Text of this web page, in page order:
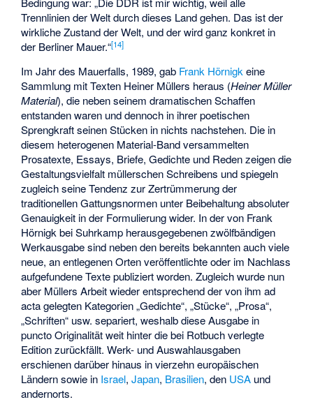
Trennlinien der Welt durch dieses Land gehen. Das ist der
wirkliche Zustand der Welt, und der wird ganz konkret in
der Berliner Mauer.“[14]
Im Jahr des Mauerfalls, 1989, gab Frank Hörnigk eine
Sammlung mit Texten Heiner Müllers heraus (Heiner Müller
Material), die neben seinem dramatischen Schaffen
entstanden waren und dennoch in ihrerpoetischen
Sprengkraft seinen Stücken in nichts nachstehen. Die in
diesem heterogenen Material-Band versammelten
Prosatexte, Essays, Briefe, Gedichte und Reden zeigen die
Gestaltungsvielfalt müllerschen Schreibens und spiegeln
zugleich seine Tendenz zur Zertrümmerung der
traditionellen Gattungsnormen unter Beibehaltung absoluter
Genauigkeit in der Formulierung wider. In der von Frank
Hörnigk bei Suhrkamp herausgegebenen zwölfbändigen
Werkausgabe sind neben den bereits bekannten auch viele
neue, an entlegenen Orten veröffentlichte oder im Nachlass
aufgefundene Texte publiziert worden. Zugleich wurde nun
aber Müllers Arbeit wieder entsprechend der von ihm ad
acta gelegten Kategorien „Gedichte“, „Stücke“, „Prosa“,
„Schriften“ usw. separiert, weshalb diese Ausgabe in
puncto Originalität weit hinter die bei Rotbuch verlegte
Edition zurückfällt. Werk- und Auswahlausgaben
erschienen darüber hinaus in vierzehn europäischen
Ländern sowie in Israel,Japan, Brasilien, den USA und
andernorts.